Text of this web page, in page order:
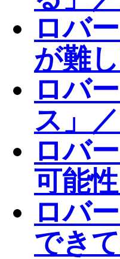
ロバ
が難
ロバ
ス」
ロバ
可能
ロバ
でき